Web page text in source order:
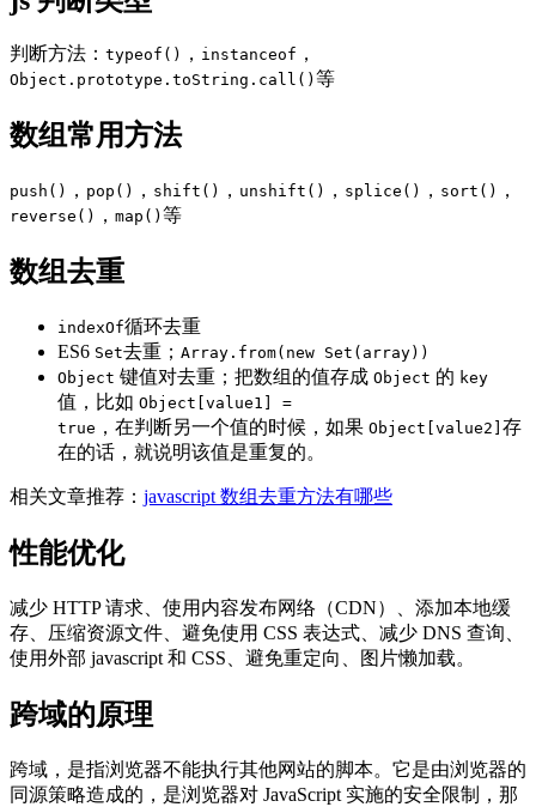
判断方法： typeof() ， instanceof ，
Object.prototype.toString.call() 等
数组常用方法
push() ， pop() ， shift() ， unshift() ， splice() ， sort() ，
reverse() ， map() 等
数组去重
indexOf循环去重
ES6 Set去重； Array.from(new Set(array))
Object 键值对去重；把数组的值存成 Object 的 key
值，比如 Object[value1] =
true ，在判断另一个值的时候，如果 Object[value2] 存
在的话，就说明该值是重复的。
相关文章推荐： javascript 数组去重方法有哪些
性能优化
减少 HTTP 请求、使用内容发布网络（CDN）、添加本地缓
存、压缩资源文件、避免使用 CSS 表达式、减少 DNS 查询、
使用外部 javascript 和 CSS、避免重定向、图片懒加载。
跨域的原理
跨域，是指浏览器不能执行其他网站的脚本。它是由浏览器的
同源策略造成的，是浏览器对 JavaScript 实施的安全限制，那